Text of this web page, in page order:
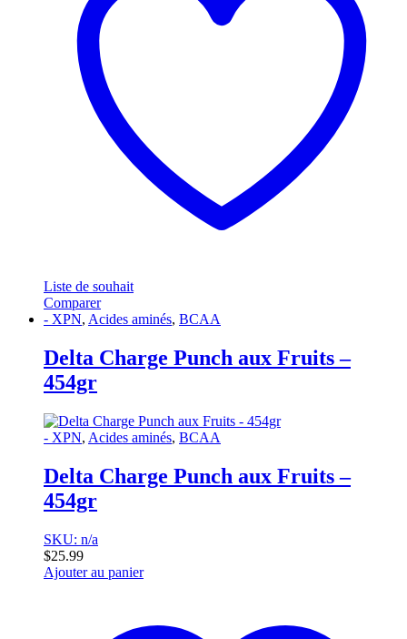
Liste de souhait
Comparer
- XPN, Acides aminés, BCAA
Delta Charge Punch aux Fruits –
454gr
- XPN, Acides aminés, BCAA
Delta Charge Punch aux Fruits –
454gr
SKU: n/a
$25.99
Ajouter au panier